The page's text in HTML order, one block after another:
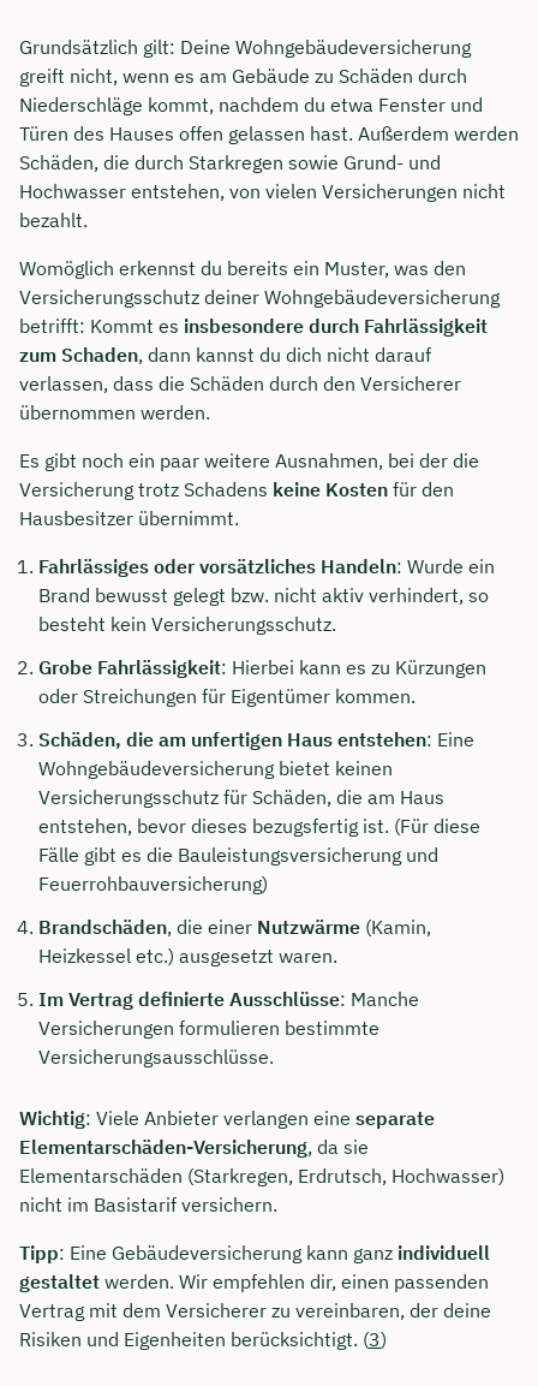
Grundsätzlich gilt: Deine Wohngebäudeversicherung
greift nicht, wenn es am Gebäude zu Schäden durch
Niederschläge kommt, nachdem du etwa Fenster und
Türen des Hauses offen gelassen hast. Außerdem werden
Schäden, die durch Starkregen sowie Grund- und
Hochwasser entstehen, von vielen Versicherungen nicht
bezahlt.
Womöglich erkennst du bereits ein Muster, was den
Versicherungsschutz deiner Wohngebäudeversicherung
betrifft: Kommt es insbesondere durch Fahrlässigkeit
zum Schaden, dann kannst du dich nicht darauf
verlassen, dass die Schäden durch den Versicherer
übernommen werden.
Es gibt noch ein paar weitere Ausnahmen, bei der die
Versicherung trotz Schadens keine Kosten für den
Hausbesitzer übernimmt.
Fahrlässiges oder vorsätzliches Handeln: Wurde ein
Brand bewusst gelegt bzw. nicht aktiv verhindert, so
besteht kein Versicherungsschutz.
Grobe Fahrlässigkeit: Hierbei kann es zu Kürzungen
oder Streichungen für Eigentümer kommen.
Schäden, die am unfertigen Haus entstehen: Eine
Wohngebäudeversicherung bietet keinen
Versicherungsschutz für Schäden, die am Haus
entstehen, bevor dieses bezugsfertig ist. (Für diese
Fälle gibt es die Bauleistungsversicherung und
Feuerrohbauversicherung)
Brandschäden, die einer Nutzwärme (Kamin,
Heizkessel etc.) ausgesetzt waren.
Im Vertrag definierte Ausschlüsse: Manche
Versicherungen formulieren bestimmte
Versicherungsausschlüsse.
Wichtig: Viele Anbieter verlangen eine separate
Elementarschäden-Versicherung, da sie
Elementarschäden (Starkregen, Erdrutsch, Hochwasser)
nicht im Basistarif versichern.
Tipp: Eine Gebäudeversicherung kann ganz individuell
gestaltet werden. Wir empfehlen dir, einen passenden
Vertrag mit dem Versicherer zu vereinbaren, der deine
Risiken und Eigenheiten berücksichtigt. (3)